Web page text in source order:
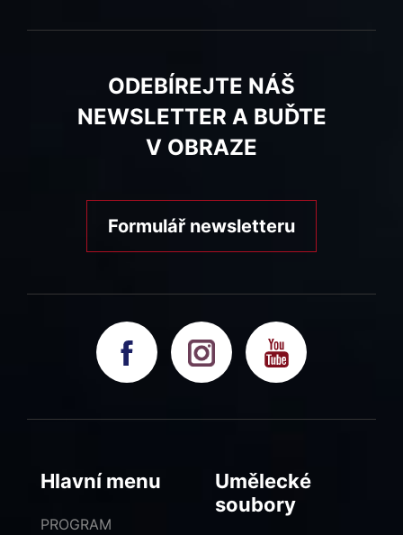
ODEBÍREJTE NÁŠ
NEWSLETTER A BUĎTE
V OBRAZE
Formulář newsletteru
Hlavní menu
PROGRAM
Umělecké
soubory